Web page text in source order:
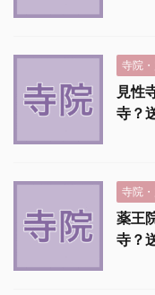
寺院
見性
寺？
寺院
薬王
寺？